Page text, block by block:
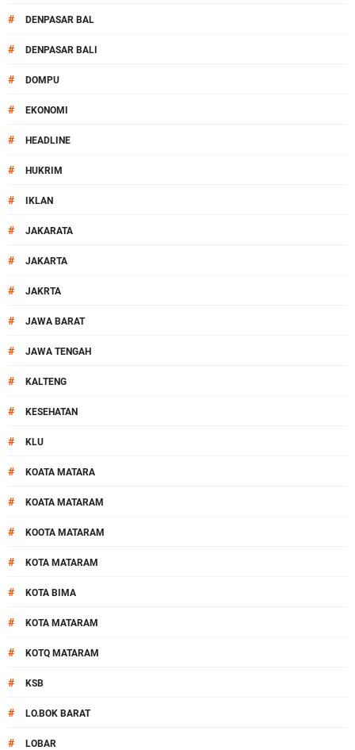
# DENPASAR BAL
# DENPASAR BALI
# DOMPU
# EKONOMI
# HEADLINE
# HUKRIM
# IKLAN
# JAKARATA
# JAKARTA
# JAKRTA
# JAWA BARAT
# JAWA TENGAH
# KALTENG
# KESEHATAN
# KLU
# KOATA MATARA
# KOATA MATARAM
# KOOTA MATARAM
# KOTA MATARAM
# KOTA BIMA
# KOTA MATARAM
# KOTQ MATARAM
# KSB
# LO.BOK BARAT
# LOBAR